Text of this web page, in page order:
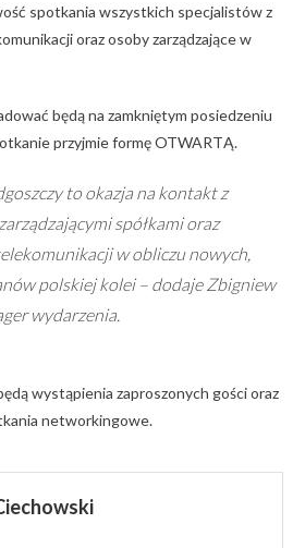
spotkania wszystkich specjalistów z
oraz osoby zarządzające w
będą na zamkniętym posiedzeniu
przyjmie formę OTWARTĄ.
to okazja na kontakt z
spółkami oraz
w obliczu nowych,
polskiej kolei – dodaje Zbigniew
wydarzenia.
wystąpienia zaproszonych gości oraz
networkingowe.